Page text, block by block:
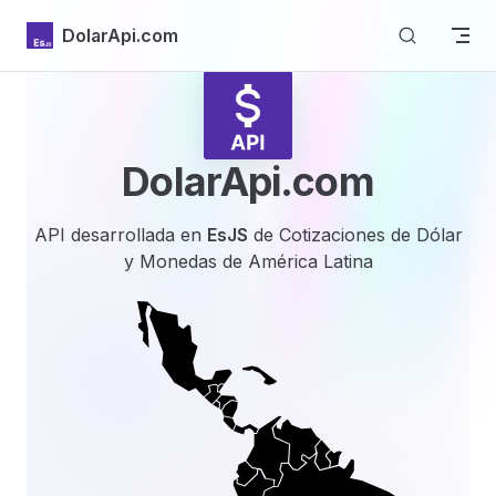
Skip to content
DolarApi.com
DolarApi.com
API desarrollada en EsJS de Cotizaciones de Dólar
y Monedas de América Latina